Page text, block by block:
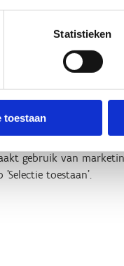
Statistieken
toestaan
toestaan'.
gebruik van
toestaan'.